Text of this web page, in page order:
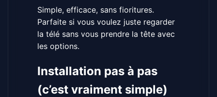
Simple, efficace, sans fioritures.
Parfaite si vous voulez juste regarder
la télé sans vous prendre la tête avec
les options.
Installation pas à pas
(c’est vraiment simple)